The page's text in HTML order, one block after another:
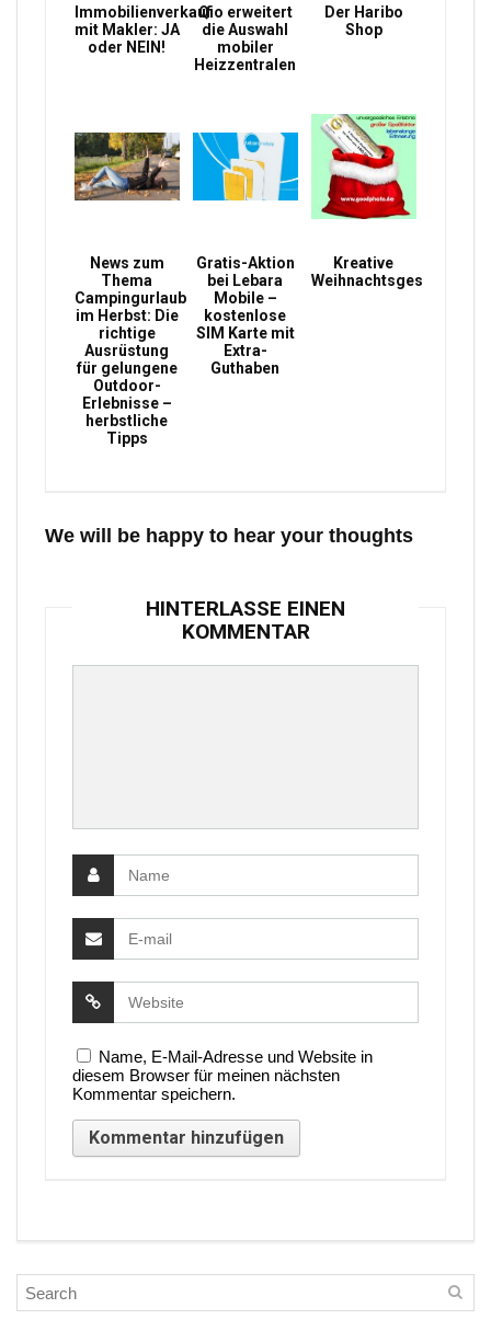
Immobilienverkauf
mit Makler: JA
oder NEIN!
Qio erweitert
die Auswahl
mobiler
Heizzentralen
Der Haribo
Shop
News zum
Thema
Campingurlaub
im Herbst: Die
richtige
Ausrüstung
für gelungene
Outdoor-
Erlebnisse –
herbstliche
Tipps
Gratis-Aktion
bei Lebara
Mobile –
kostenlose
SIM Karte mit
Extra-
Guthaben
Kreative
Weihnachtsgeschenke
We will be happy to hear your thoughts
HINTERLASSE EINEN
KOMMENTAR
Name, E-Mail-Adresse und Website in
diesem Browser für meinen nächsten
Kommentar speichern.